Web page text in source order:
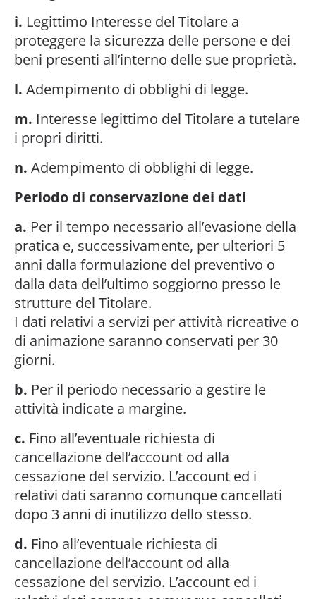
i. Legittimo Interesse del Titolare a
proteggere la sicurezza delle persone e dei
beni presenti all’interno delle sue proprietà.
l. Adempimento di obblighi di legge.
m. Interesse legittimo del Titolare a tutelare
i propri diritti.
n. Adempimento di obblighi di legge.
Periodo di conservazione dei dati
a. Per il tempo necessario all’evasione della
pratica e, successivamente, per ulteriori 5
anni dalla formulazione del preventivo o
dalla data dell’ultimo soggiorno presso le
strutture del Titolare.
I dati relativi a servizi per attività ricreative o
di animazione saranno conservati per 30
giorni.
b. Per il periodo necessario a gestire le
attività indicate a margine.
c. Fino all’eventuale richiesta di
cancellazione dell’account od alla
cessazione del servizio. L’account ed i
relativi dati saranno comunque cancellati
dopo 3 anni di inutilizzo dello stesso.
d. Fino all’eventuale richiesta di
cancellazione dell’account od alla
cessazione del servizio. L’account ed i